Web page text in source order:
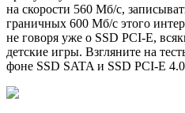
на скорости 560 Мб/с,
граничных 600 Мб/с этого
не говоря уже о SSD PCI-E,
детские игры. Взгляните на
фоне SSD SATA и SSD PCI-E